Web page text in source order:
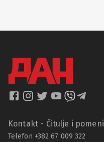
Kontakt - Čitulje i pomeni
Telefon +382 67 009 322